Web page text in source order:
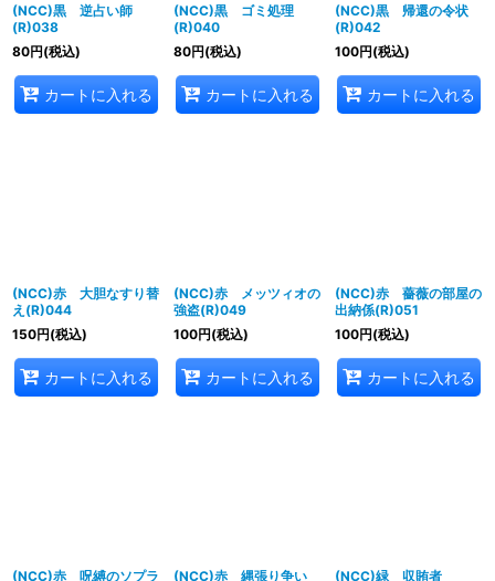
(NCC)黒 逆占い師
(R)038
80円(税込)
カートに入れる
(NCC)黒 ゴミ処理
(R)040
80円(税込)
カートに入れる
(NCC)黒 帰還の令状
(R)042
100円(税込)
カートに入れる
(NCC)赤 大胆なすり替
え(R)044
150円(税込)
カートに入れる
(NCC)赤 メッツィオの
強盗(R)049
100円(税込)
カートに入れる
(NCC)赤 薔薇の部屋の
出納係(R)051
100円(税込)
カートに入れる
(NCC)赤 呪縛のソプラ (NCC)赤 縄張り争い (NCC)緑 収賄者